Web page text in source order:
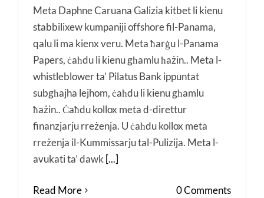
Meta Daphne Caruana Galizia kitbet li kienu
stabbilixew kumpaniji offshore fil-Panama,
qalu li ma kienx veru. Meta ħarġu l-Panama
Papers, ċaħdu li kienu għamlu ħażin.. Meta l-
whistleblower ta’ Pilatus Bank ippuntat
subgħajha lejhom, ċaħdu li kienu għamlu
ħażin.. Ċaħdu kollox meta d-direttur
finanzjarju rreżenja. U ċaħdu kollox meta
rreżenja il-Kummissarju tal-Pulizija. Meta l-
avukati ta’ dawk [...]
Read More 0 Comments